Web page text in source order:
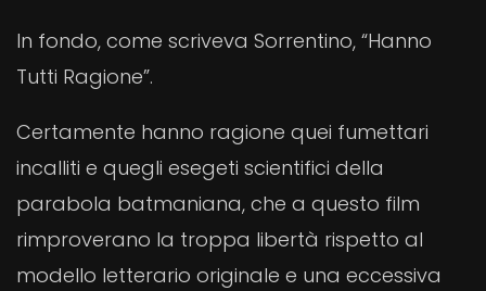
In fondo, come scriveva Sorrentino, “Hanno
Tutti Ragione”.
Certamente hanno ragione quei fumettari
incalliti e quegli esegeti scientifici della
parabola batmaniana, che a questo film
rimproverano la troppa libertà rispetto al
modello letterario originale e una eccessiva